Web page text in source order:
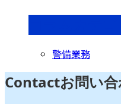
警備業務
Contactお問い